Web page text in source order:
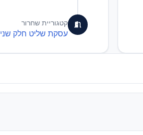
קטגוריית שחרור
עסקת שליט חלק שני